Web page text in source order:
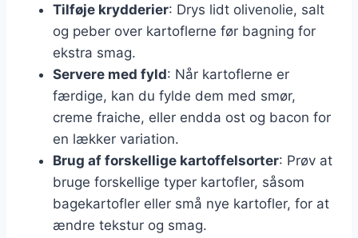
Tilføje krydderier: Drys lidt olivenolie, salt
og peber over kartoflerne før bagning for
ekstra smag.
Servere med fyld: Når kartoflerne er
færdige, kan du fylde dem med smør,
creme fraiche, eller endda ost og bacon for
en lækker variation.
Brug af forskellige kartoffelsorter: Prøv at
bruge forskellige typer kartofler, såsom
bagekartofler eller små nye kartofler, for at
ændre tekstur og smag.